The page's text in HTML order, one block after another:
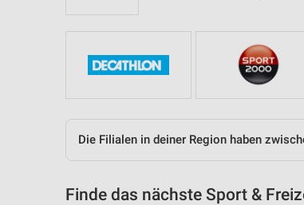
Die Filialen in deiner Region haben
Finde das nächste Sport &